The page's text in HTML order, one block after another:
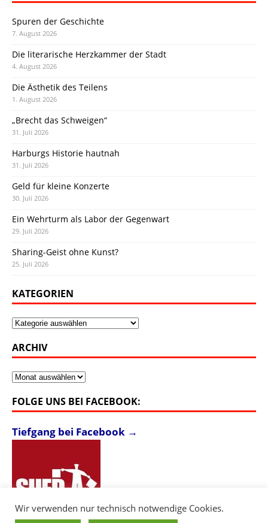
Spuren der Geschichte
7. August 2026
Die literarische Herzkammer der Stadt
4. August 2026
Die Ästhetik des Teilens
1. August 2026
„Brecht das Schweigen“
31. Juli 2026
Harburgs Historie hautnah
31. Juli 2026
Geld für kleine Konzerte
30. Juli 2026
Ein Wehrturm als Labor der Gegenwart
29. Juli 2026
Sharing-Geist ohne Kunst?
25. Juli 2026
KATEGORIEN
Kategorien
ARCHIV
Archiv
FOLGE UNS BEI FACEBOOK:
Tiefgang bei Facebook →
Wir verwenden nur technisch notwendige Cookies.